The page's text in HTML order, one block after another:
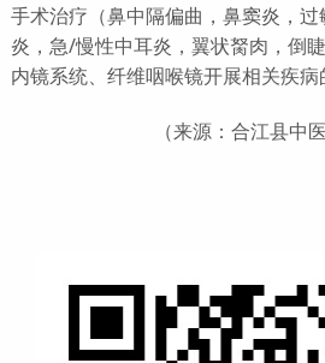
手术治疗（鼻中隔偏曲，鼻窦炎，
炎，急/慢性中耳炎，翼状胬肉，倒
内镜系统、纤维咽喉镜开展相关疾病
（来源：合江县中